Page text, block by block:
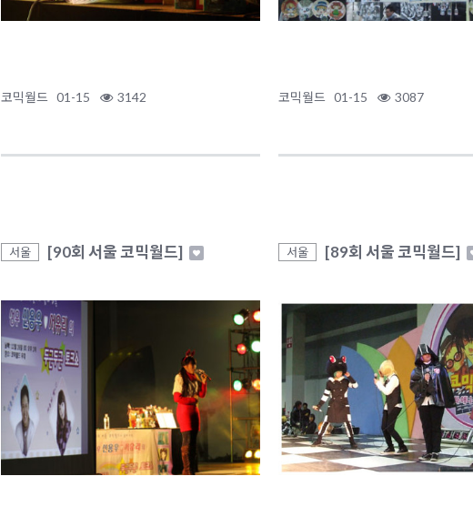
코믹월드 01-15 3142 코믹월드 01-15 3087
서울 [90회 서울 코믹월드] 서울 [89회 서울 코믹월드]